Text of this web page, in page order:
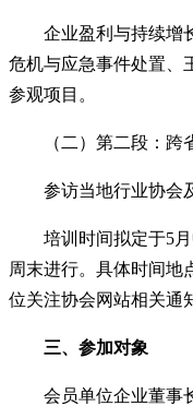
企业盈利与持续增
危机与应急事件处置、
参观项目。
（二）第二段：
参访当地行业协会
培训时间拟定于5
周末进行。具体时间地
位关注协会网站相关通
三、参加对象
会员单位企业董事